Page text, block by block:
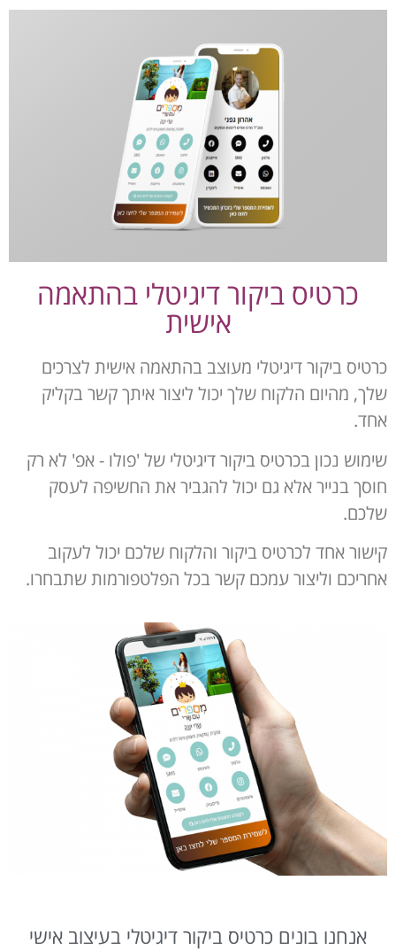
כרטיס ביקור דיגיטלי בהתאמה
אישית
כרטיס ביקור דיגיטלי מעוצב בהתאמה אישית לצרכים
שלך, מהיום הלקוח שלך יכול ליצור איתך קשר בקליק
אחד.
שימוש נכון בכרטיס ביקור דיגיטלי של 'פולו - אפ' לא רק
חוסך בנייר אלא גם יכול להגביר את החשיפה לעסק
שלכם.
קישור אחד לכרטיס ביקור והלקוח שלכם יכול לעקוב
אחריכם וליצור עמכם קשר בכל הפלטפורמות שתבחרו.
אנחנו בונים כרטיס ביקור דיגיטלי בעיצוב אישי